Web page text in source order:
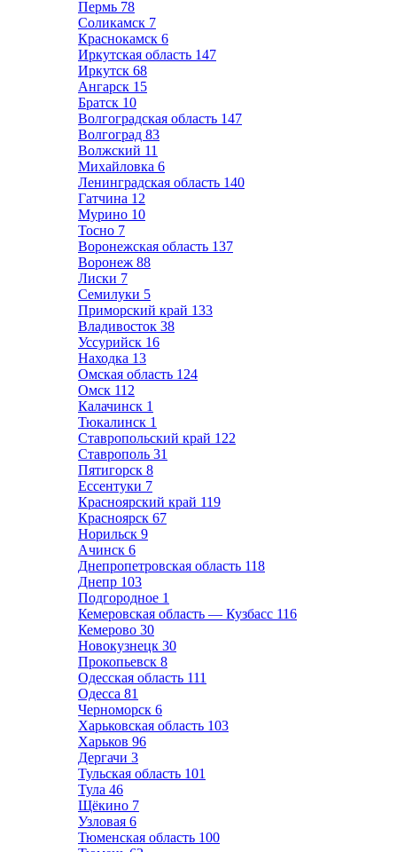
Пермь 78
Соликамск 7
Краснокамск 6
Иркутская область 147
Иркутск 68
Ангарск 15
Братск 10
Волгоградская область 147
Волгоград 83
Волжский 11
Михайловка 6
Ленинградская область 140
Гатчина 12
Мурино 10
Тосно 7
Воронежская область 137
Воронеж 88
Лиски 7
Семилуки 5
Приморский край 133
Владивосток 38
Уссурийск 16
Находка 13
Омская область 124
Омск 112
Калачинск 1
Тюкалинск 1
Ставропольский край 122
Ставрополь 31
Пятигорск 8
Ессентуки 7
Красноярский край 119
Красноярск 67
Норильск 9
Ачинск 6
Днепропетровская область 118
Днепр 103
Подгородное 1
Кемеровская область — Кузбасс 116
Кемерово 30
Новокузнецк 30
Прокопьевск 8
Одесская область 111
Одесса 81
Черноморск 6
Харьковская область 103
Харьков 96
Дергачи 3
Тульская область 101
Тула 46
Щёкино 7
Узловая 6
Тюменская область 100